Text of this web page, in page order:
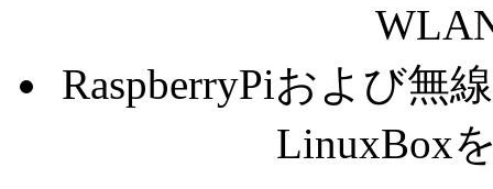
RaspberryPiおよび無
LinuxBox